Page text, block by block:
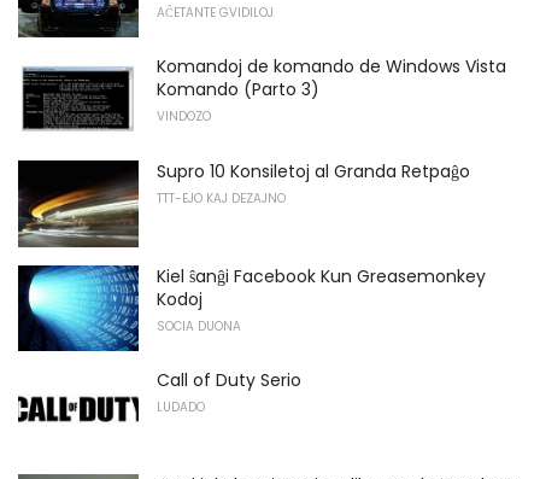
AĈETANTE GVIDILOJ
Komandoj de komando de Windows Vista
Komando (Parto 3)
VINDOZO
Supro 10 Konsiletoj al Granda Retpaĝo
TTT-EJO KAJ DEZAJNO
Kiel ŝanĝi Facebook Kun Greasemonkey
Kodoj
SOCIA DUONA
Call of Duty Serio
LUDADO